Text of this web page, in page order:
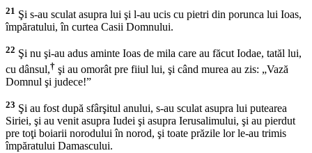
21 Şi s-au sculat asupra lui şi l-au ucis cu pietri din porunca lui Ioas,
împăratului, în curtea Casii Domnului.
22 Şi nu şi-au adus aminte Ioas de mila care au făcut Iodae, tatăl lui,
cu dânsul,† şi au omorât pre fiiul lui, şi când murea au zis: „Vază
Domnul şi judece!”
23 Şi au fost după sfârşitul anului, s-au sculat asupra lui putearea
Siriei, şi au venit asupra Iudei şi asupra Ierusalimului, şi au pierdut
pre toţi boiarii norodului în norod, şi toate prăzile lor le-au trimis
împăratului Damascului.